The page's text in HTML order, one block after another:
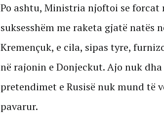
Po ashtu, Ministria njoftoi se forcat
suksesshëm me raketa gjatë natës
Kremençuk, e cila, sipas tyre,
në rajonin e Donjeckut. Ajo nuk
pretendimet e Rusisë nuk mund të
pavarur.